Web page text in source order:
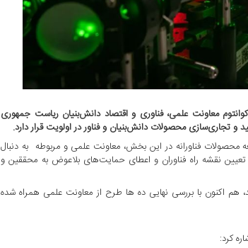
معاونت علمی، فناوری و اقتصاد دانش‌بنیان ریاست جمهوری
و تجاری‌سازی محصولات دانش‌بنیان و فناور در اولویت قرار دارد.
محصولات فناورانه در این بخش، معاونت علمی و مربوطه به دنبال
نقشه راه فناوران و اعطای حمایت‌های بلاعوض به محققین و
هم اکنون با بررسی نهایی ده ها طرح از معاونت علمی همراه شده
کرد: